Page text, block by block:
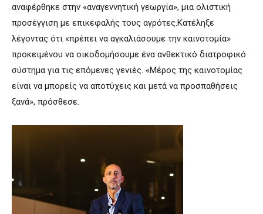
αναφέρθηκε στην «αναγεννητική γεωργία», μια ολιστική
προσέγγιση με επικεφαλής τους αγρότες.Κατέληξε
λέγοντας ότι «πρέπει να αγκαλιάσουμε την καινοτομία»
προκειμένου να οικοδομήσουμε ένα ανθεκτικό διατροφικό
σύστημα για τις επόμενες γενιές. «Μέρος της καινοτομίας
είναι να μπορείς να αποτύχεις και μετά να προσπαθήσεις
ξανά», πρόσθεσε.